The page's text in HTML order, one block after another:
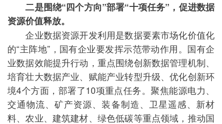
二是围绕“四个方向”部署“十项任务”，促进数据
资源价值释放。
企业数据资源开发利用是数据要素市场化价值化
的“主阵地”，国有企业要发挥示范带动作用。国有企
业数据效能提升行动，重点围绕创新数据管理机制、
培育壮大数据产业、赋能产业转型升级、优化创新环
境4个方面，部署了10项重点任务。聚焦能源电力、
交通物流、矿产资源、装备制造、卫星遥感、新材
料、农业、建筑建材、绿色低碳等重点领域，推动国